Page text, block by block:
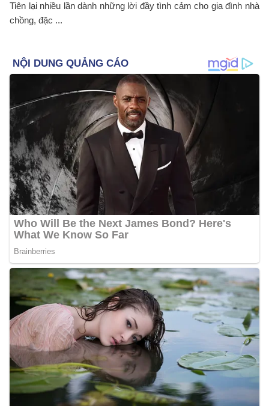
Tiên lại nhiều lần dành những lời đầy tình cảm cho gia đình nhà
chồng, đặc ...